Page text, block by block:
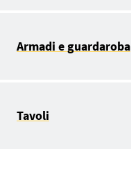
Armadi e guardaroba
Tavoli